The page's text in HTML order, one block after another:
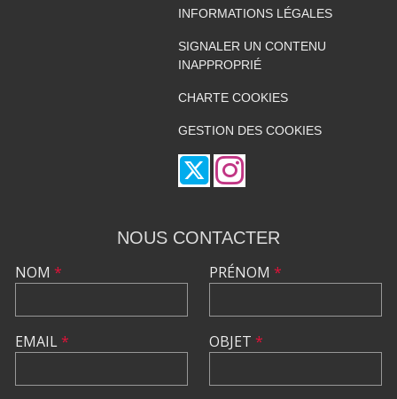
INFORMATIONS LÉGALES
SIGNALER UN CONTENU
INAPPROPRIÉ
CHARTE COOKIES
GESTION DES COOKIES
NOUS CONTACTER
NOM *
EMAIL*
PRÉNOM *
OBJET *